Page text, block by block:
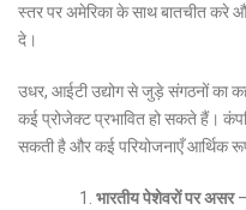
स्तर पर अमेरिका के साथ बातचीत करे
दे।
उधर, आईटी उद्योग से जुड़े संगठनों का
कई प्रोजेक्ट प्रभावित हो सकते हैं।
सकती है और कई परियोजनाएँ आर्थिक
भारतीय पेशेवरों पर असर–